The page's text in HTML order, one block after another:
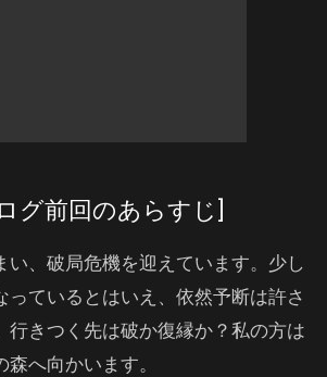
グ前回のあらすじ]
い、破局危機を迎えています。少し
っているとはいえ、依然予断は許さ
行きつく先は破か復縁か？私の方は
へ向かいます。